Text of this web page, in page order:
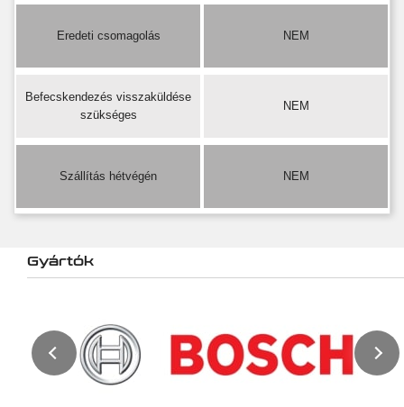
Eredeti csomagolás NEM
Befecskendezés visszaküldése
szükséges
NEM
Szállítás hétvégén NEM
Gyártók